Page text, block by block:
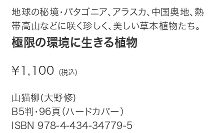
ビジネス・経営・情報
社会・思想・哲学
写真集
電子書籍
地球の秘境・パタゴニア、アラスカ、中国奥地、熱
帯高山などに咲く珍しく、美しい草本植物たち。
極限の環境に生きる植物
¥1,100 (税込)
山猫柳(大野修)
B5判・96頁（ハードカバー）
ISBN 978-4-434-34779-5